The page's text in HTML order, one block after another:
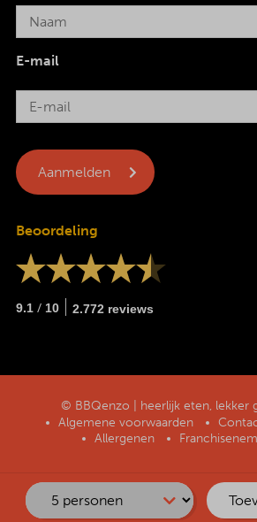
E-mail
Beoordeling
9.1 / 10 2.772 reviews
© BBQenzo | heerlijk eten, lekker
Algemene voorwaarden
Allergenen